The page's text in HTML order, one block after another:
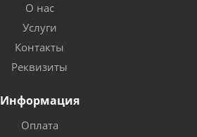
О нас
Услуги
Контакты
Реквизиты
Информация
Оплата